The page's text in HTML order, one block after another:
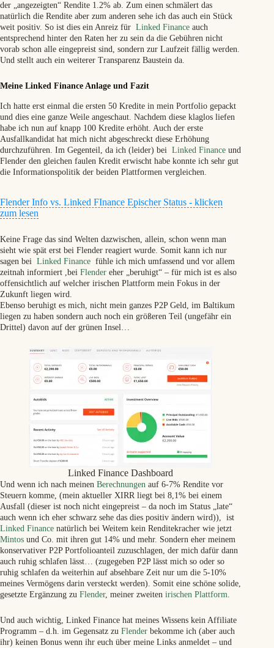
der „angezeigten“ Rendite 1.2% ab. Zum einen schmälert das
natürlich die Rendite aber zum anderen sehe ich das auch ein Stück
weit positiv. So ist dies ein Anreiz für Linked Finance auch
entsprechend hinter den Raten her zu sein da die Gebühren nicht
vorab schon alle eingepreist sind, sondern zur Laufzeit fällig werden.
Und stellt auch ein weiterer Transparenz Baustein da.
Meine Linked Finance Anlage und Fazit
Ich hatte erst einmal die ersten 50 Kredite in mein Portfolio gepackt
und dies eine ganze Weile angeschaut. Nachdem diese klaglos liefen
habe ich nun auf knapp 100 Kredite erhöht. Auch der erste
Ausfallkandidat hat mich nicht abgeschreckt diese Erhöhung
durchzuführen. Im Gegenteil, da ich (leider) bei Linked Finance und
Flender den gleichen faulen Kredit erwischt habe konnte ich sehr gut
die Informationspolitik der beiden Plattformen vergleichen.
Flender 11. Oktober:
The company Premier Irish Golf Tours Limited has ceased
trading and at present we do not foresee any immediate
in house recoveries activities and the Director of this company
has not responded to any communication attempts. Flender
has contacted the relevant authorities in respect of this and we
have also instructed our experienced collections partners to
immediately initiate legal action here.
Flender 16. Nov. :
This facility remains under the management of Flenders Legal
Recovery partners. There has been no co-operation
been received. We are advised all the borrowers personal and
company accounts have been frozen by the Irish Policing
authorities. Flender Legal Recovery Partners will continue to
progress matters legally here through the Irish Legal system to
ensure every opportunity for recovery is pursued.
—————————————————-
Linked Finance 17 August 2018, 17:00
All, Our most recent correspondence sent to this borrower
following the rejection of the latest repayment has returned
undelivered with a reason code of ‚No longer at this address‘
Given the recent communication published confirming this
business has ceased to trade and from conversations with the
company solicitor and accountant we have registered our
concerns with the relevant authorities regarding the personal
guarantor and his failure to co-operate with Linked Finance.
We are now following our defined processes for instances
where Borrowers have failed to engage and have proven to be
uncontactable. We will continue to liaise with all relevant
authorities on this matter as required, and lenders will be
advised of any communications in this regard once received.
We also remain in full consultation with our legal
council,regarding our strategy going forward in an effort to
recover the full balance outstanding on this loan agreement.
measures are being taken to resolve the arrears position of this
loan agreement .
Flender Info vs. Linked FInance Epischer Status - klicken
zum lesen
Keine Frage das sind Welten dazwischen, allein, schon wenn man
sieht wie spät erst bei Flender reagiert wurde. Somit kann ich nur
sagen bei Linked Finance fühle ich mich umfassend und vor allem
zeitnah informiert ,bei Flender eher „beruhigt“ – für mich ist es also
offensichtlich auf welcher irischen Plattform mein Fokus in der
Zukunft liegen wird.
Ebenso beruhigt es mich, nicht mein ganzes P2P Geld, im Baltikum
liegen zu haben sondern auch noch ein größeren Teil (ungefähr ein
Drittel) davon auf der grünen Insel…
Linked Finance Dashboard
Und wenn ich nach meinen Berechnungen auf 6-7% Rendite vor
Steuern komme, (mein aktueller XIRR liegt bei 8,1% bei einem
Ausfall (dieser ist noch nicht eingepreist – da noch im Status „late“
auch wenn ich eher schwarz sehe das dies positiv ändern wird)), ist
Linked Finance natürlich bei Weitem kein Renditekracher wie jetzt
Mintos und Co. mit ihren gut 14% und mehr. Sondern eher meinem
konservativer P2P Portfolioanteil zuzuschlagen, der mich dafür dann
auch ruhig schlafen lässt… (zugegeben P2P lässt mich so oder so
ruhig schlafen da weiterhin auf absehbare Zeit nur um die 5-10%
meines Vermögens darin versteckt werden). Somit eine schöne solide,
gesetzte Ergänzung zu Flender, meiner zweiten irischen Plattform.
Und auch wichtig, Linked Finance hat meines Wissens kein Affiliate
Programm – d.h. im Gegensatz zu Flender bekomme ich (aber auch
ihr) keinen Bonus wenn ihr euch über meine Links anmeldet – und